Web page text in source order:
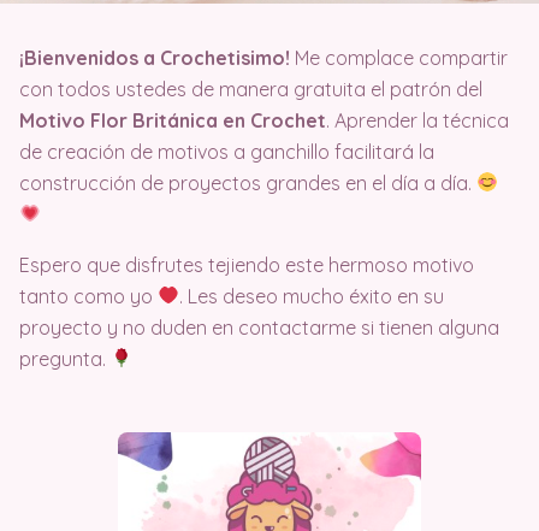
¡Bienvenidos a Crochetisimo! Me complace compartir
con todos ustedes de manera gratuita el patrón del
Motivo Flor Británica en Crochet. Aprender la técnica
de creación de motivos a ganchillo facilitará la
construcción de proyectos grandes en el día a día.
Espero que disfrutes tejiendo este hermoso motivo
tanto como yo
. Les deseo mucho éxito en su
proyecto y no duden en contactarme si tienen alguna
pregunta.